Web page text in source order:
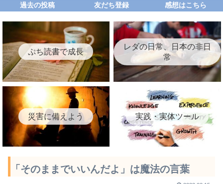
過去の投稿 友だち登録 感想はこちら
ぷち読書で成長
レダの日常、日本の非日
常
災害に備えよう 実践・実体ツール
「そのままでいいんだよ」は魔法の言葉